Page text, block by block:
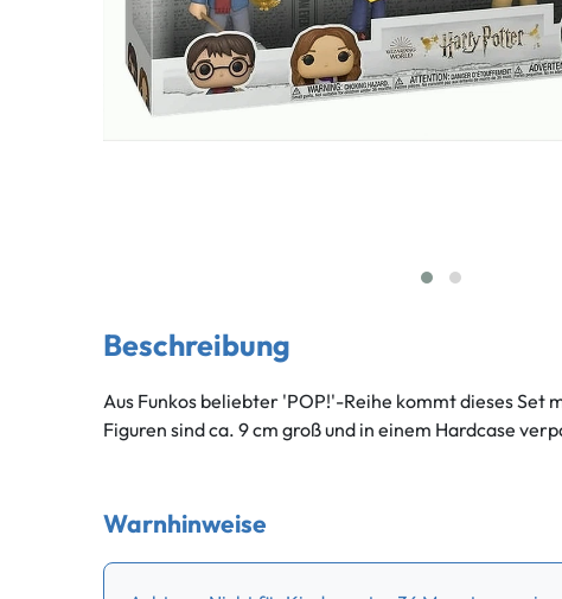
Beschreibung
Aus Funkos beliebter 'POP!'-Reihe kommt dieses Set
Figuren sind ca. 9 cm groß und in einem Hardcase
Warnhinweise